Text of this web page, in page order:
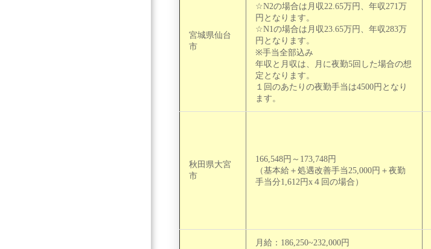
宮城県仙台
市
☆N2の場合は月収22.65万円、年収271万
円となります。
☆N1の場合は月収23.65万円、年収283万
円となります。
※手当全部込み
年収と月収は、月に夜勤5回した場合の想
定となります。
１回のあたりの夜勤手当は4500円となり
ます。
秋田県大宮
市
166,548円～173,748円
（基本給＋処遇改善⼿当25,000円＋夜勤
手当分1,612円x４回の場合）
月給：186,250~232,000円